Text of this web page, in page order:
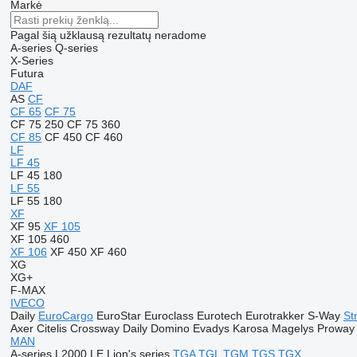
Markė
Pagal šią užklausą rezultatų neradome
A-series Q-series
X-Series
Futura
DAF
AS CF
CF 65 CF 75
CF 75 250 CF 75 360
CF 85 CF 450 CF 460
LF
LF 45
LF 45 180
LF 55
LF 55 180
XF
XF 95 XF 105
XF 105 460
XF 106 XF 450 XF 460
XG
XG+
F-MAX
IVECO
Daily EuroCargo EuroStar Euroclass Eurotech Eurotrakker S-Way
Axer Citelis Crossway Daily Domino Evadys Karosa Magelys Proway
MAN
A-series L2000 LE Lion's series TGA TGL TGM TGS TGX